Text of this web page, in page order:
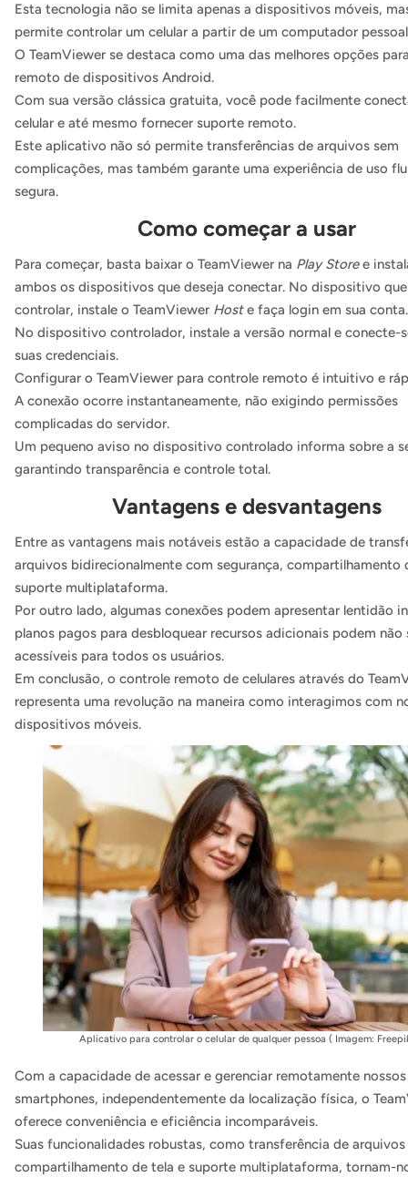
Esta tecnologia não se limita apenas a dispositivos móveis,
permite controlar um celular a partir de um computador
O TeamViewer se destaca como uma das melhores opções
remoto de dispositivos Android.
Com sua versão clássica gratuita, você pode facilmente
celular e até mesmo fornecer suporte remoto.
Este aplicativo não só permite transferências de arquivos sem
complicações, mas também garante uma experiência de uso
segura.
Como começar a usar
Para começar, basta baixar o TeamViewer na Play Storee
ambos os dispositivos que deseja conectar. No dispositivo
controlar, instale o TeamViewer Hoste faça login em sua conta.
No dispositivo controlador, instale a versão normal e conecte-
suas credenciais.
Configurar o TeamViewer para controle remoto é intuitivo e
A conexão ocorre instantaneamente, não exigindo permissões
complicadas do servidor.
Um pequeno aviso no dispositivo controlado informa sobre a
garantindo transparência e controle total.
Vantagens e desvantagens
Entre as vantagens mais notáveis estão a capacidade de
arquivos bidirecionalmente com segurança, compartilhamento
suporte multiplataforma.
Por outro lado, algumas conexões podem apresentar lentidão
planos pagos para desbloquear recursos adicionais podem não
acessíveis para todos os usuários.
Em conclusão, o controle remoto de celulares através do
representa uma revolução na maneira como interagimos com
dispositivos móveis.
Aplicativo para controlar o celular de qualquer pessoa ( Imagem:
Com a capacidade de acessar e gerenciar remotamente nossos
smartphones, independentemente da localização física, o
oferece conveniência e eficiência incomparáveis.
Suas funcionalidades robustas, como transferência de arquivos
compartilhamento de tela e suporte multiplataforma, tornam-